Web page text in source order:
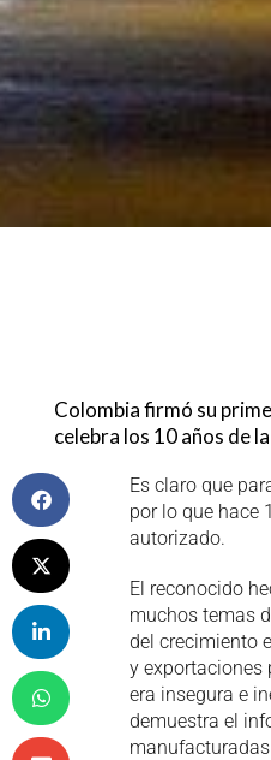
Colombia firmó su
celebra los 10 años de
Es claro que
por lo que hace
autorizado.
El reconocido
muchos temas
del crecimiento
y exportaciones
era insegura e
demuestra el